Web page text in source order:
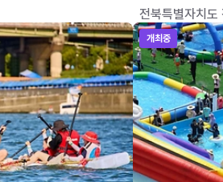
전북특별자치도
개최중